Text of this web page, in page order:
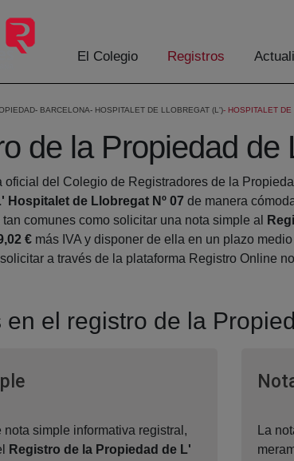
El Colegio Registros
BARCELONA HOSPITALET DE LLOBREGAT (L') HOSPITALET DE
de la Propiedad de
oficial del Colegio de Registradores de la
Hospitalet de Llobregat Nº 07 de manera
comunes como solicitar una nota simple al
€ más IVA y disponer de ella en un plazo
a través de la plataforma Registro Online
en el registro de la
Ventana nueva
nota simple informativa registral,
Registro de la Propiedad de L'
La